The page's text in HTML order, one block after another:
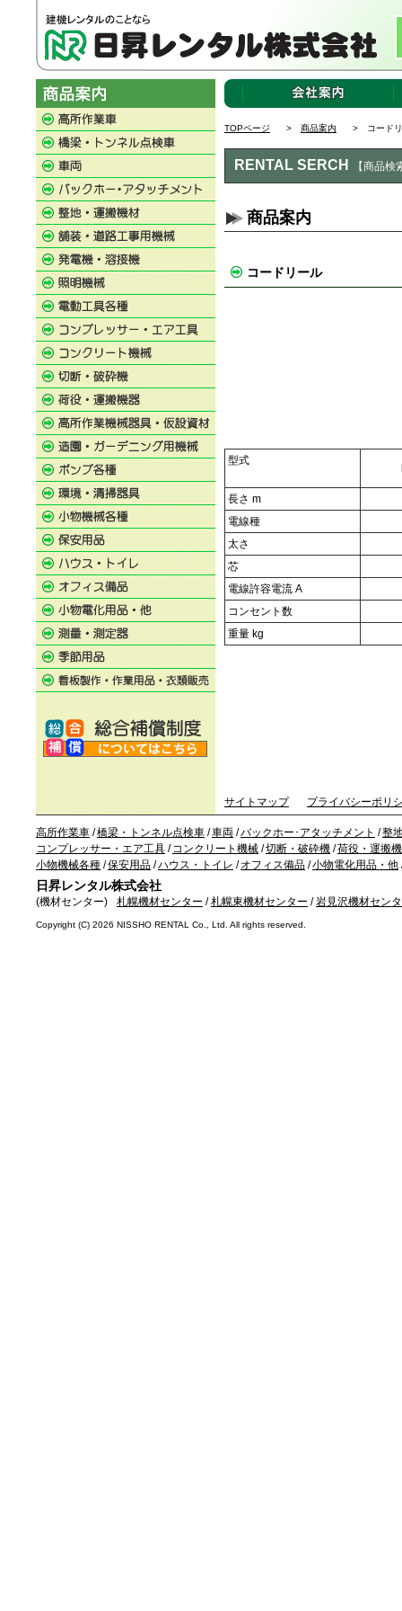
TOPページ > 商品案内 > コードリ
RENTAL SERCH 【商品検
商品案内
コードリール
型式
長さ m
電線種
太さ
芯
電線許容電流 A
コンセント数
重量 kg
サイトマップ プライバシーポリ
高所作業車 /橋梁・トンネル点検車 /車両 /バックホー･アタッチメント /整
コンプレッサー・エア工具 / コンクリート機械 /切断・破砕機 /荷役・運搬
小物機械各種 /保安用品 /ハウス・トイレ / オフィス備品 /小物電化用品・他
日昇レンタル株式会社
(機材センター) 札幌機材センター /札幌東機材センター /岩見沢機材セン
Copyright (C) 2026 NISSHO RENTAL Co., Ltd. All rights reserved.